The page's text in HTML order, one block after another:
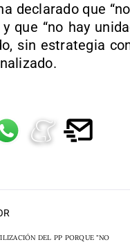
declarado que
que “no hay
sin estrategia
DEL PP PORQUE "NO